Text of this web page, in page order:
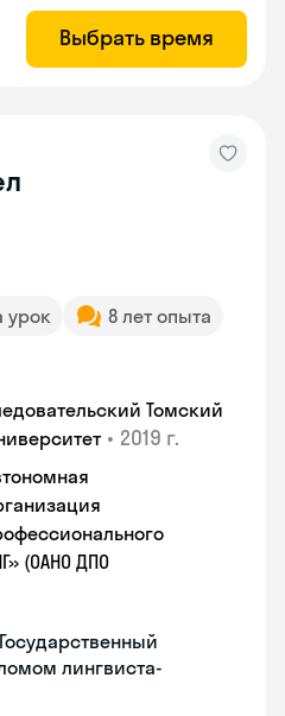
Выбрать время
урок
8 лет опыта
Томский
• 2019 г.
(ОАНО ДПО
лингвиста-